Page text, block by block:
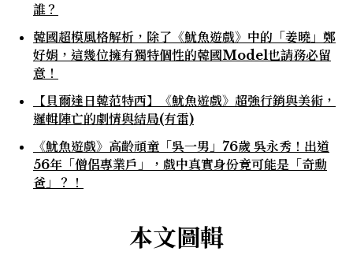
誰？
韓國超模風格解析，除了《魷魚遊戲》中的「姜曉」鄭
好娟，這幾位擁有獨特個性的韓國Model也請務必留
意！
【貝爾達日韓范特西】《魷魚遊戲》超強行銷與美術，
邏輯陣亡的劇情與結局(有雷)
《魷魚遊戲》高齡頑童「吳一男」76歲 吳永秀！出道
56年「僧侶專業戶」，戲中真實身份竟可能是「奇勳
爸」？！
本文圖輯